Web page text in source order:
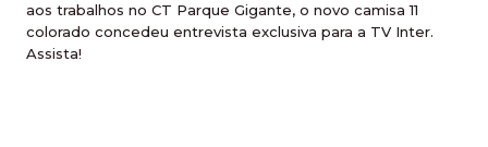
aos trabalhos no CT Parque Gigante, o novo camisa 11
colorado concedeu entrevista exclusiva para a TV Inter.
Assista!